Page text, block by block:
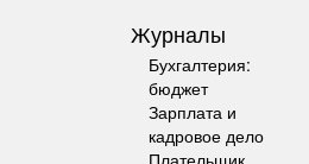
Журналы
Бухгалтерия:
бюджет
Зарплата и
кадровое дело
Плательщик